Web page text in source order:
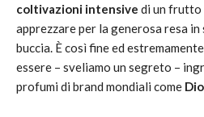
coltivazioni intensive di un frutto
apprezzare per la generosa resa
buccia. È così fine ed
essere – sveliamo un segreto –
profumi di brand mondiali come